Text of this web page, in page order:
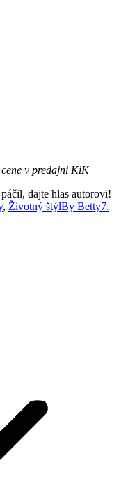
v predajni KiK
dajte hlas autorovi!
, Životný štýlBy Betty7.